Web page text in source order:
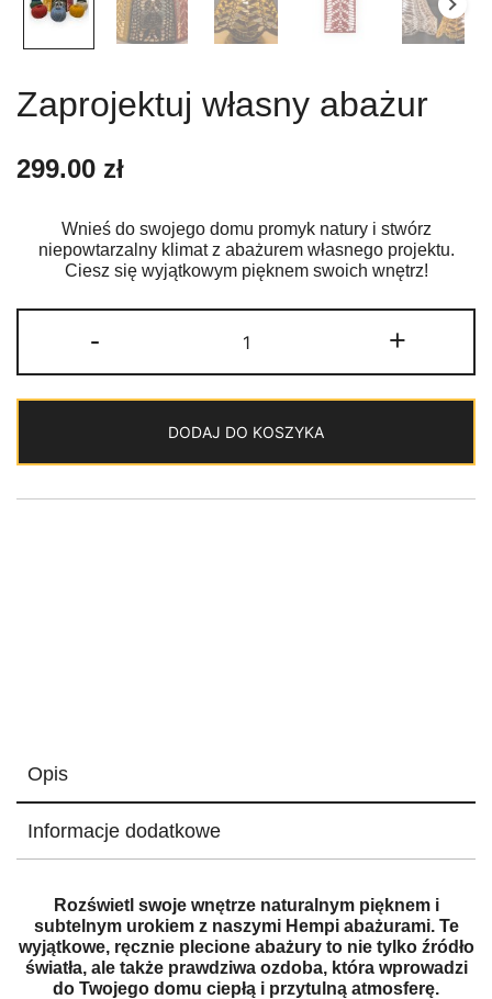
Zaprojektuj własny abażur
299.00 zł
Wnieś do swojego domu promyk natury i stwórz
niepowtarzalny klimat z abażurem własnego projektu.
Ciesz się wyjątkowym pięknem swoich wnętrz!
-
Zaprojektuj
własny
+
DODAJ DO KOSZYKA
Opis
Informacje dodatkowe
Rozświetl swoje wnętrze naturalnym pięknem i
subtelnym urokiem z naszymi Hempi abażurami. Te
wyjątkowe, ręcznie plecione abażury to nie tylko źródło
światła, ale także prawdziwa ozdoba, która wprowadzi
do Twojego domu ciepłą i przytulną atmosferę.